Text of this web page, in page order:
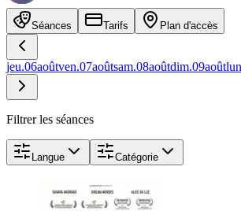
Séances Tarifs Plan d'accès
jeu.06aoûtven.07aoûtsam.08aoûtdim.09août
Filtrer les séances
Langue Catégorie